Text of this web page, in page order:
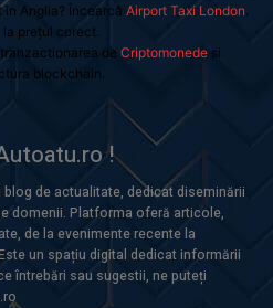
Anglia? Încearcă Airport Taxi London
prețul corect.
de Criptomonedesi
blockchain.
!
de actualitate, dedicat diseminării
domenii. Platforma oferă articole,
de la evenimente recente la
un spațiu digital dedicat informării
întrebări sau sugestii, ne puteți